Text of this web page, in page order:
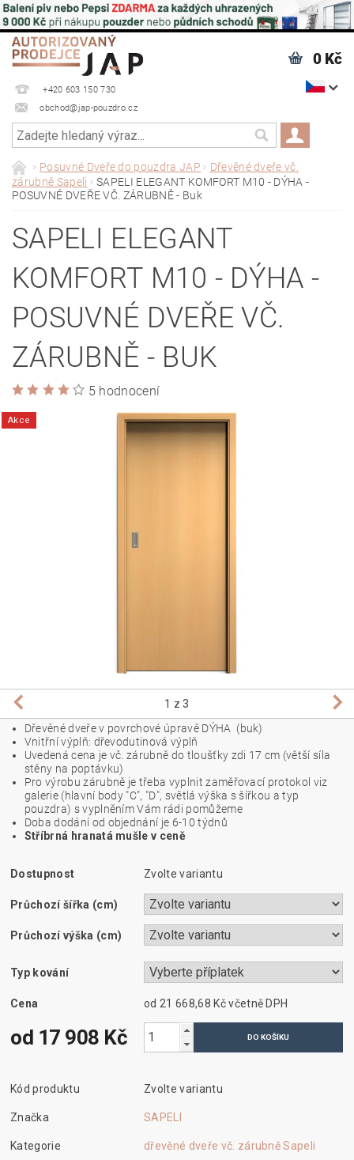
+420 603 150 730
obchod@jap-pouzdro.cz
0 Kč
Posuvné Dveře do pouzdra JAP
Dřevěné dveře vč.
zárubně Sapeli
SAPELI ELEGANT KOMFORT M10 - DÝHA -
POSUVNÉ DVEŘE VČ. ZÁRUBNĚ - Buk
SAPELI ELEGANT
KOMFORT M10 - DÝHA -
POSUVNÉ DVEŘE VČ.
ZÁRUBNĚ - BUK
5 hodnocení
Akce
1 z 3
Dřevěné dveře v povrchové úpravě DÝHA (buk)
Vnitřní výplň: dřevodutinová výplň
Uvedená cena je vč. zárubně do tloušťky zdi 17 cm (větší síla
stěny na poptávku)
Pro výrobu zárubně je třeba vyplnit zaměřovací protokol viz
galerie (hlavní body "C", "D", světlá výška s šířkou a typ
pouzdra) s vyplněním Vám rádi pomůžeme
Doba dodání od objednání je 6-10 týdnů
Stříbrná hranatá mušle v ceně
Dostupnost Zvolte variantu
Průchozí šířka (cm)
Průchozí výška (cm)
Typ kování
Cena od 21 668,68 Kčvčetně DPH
od 17 908 Kč
Kód produktu Zvolte variantu
Značka SAPELI
Kategorie dřevěné dveře vč. zárubně Sapeli